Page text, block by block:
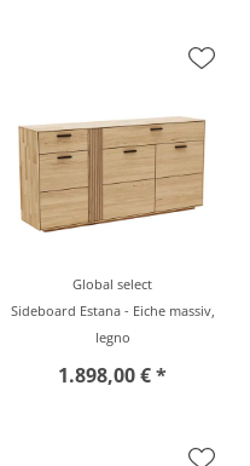
Global select
Sideboard Estana - Eiche massiv,
legno
1.898,00 € *